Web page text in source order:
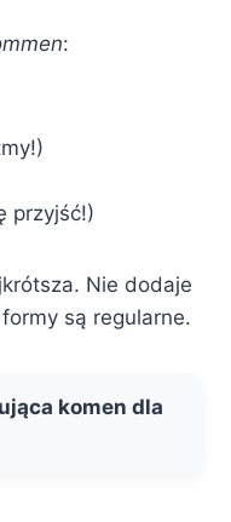
:
przyjść!)
Nie dodaje
formy są regularne.
komen dla